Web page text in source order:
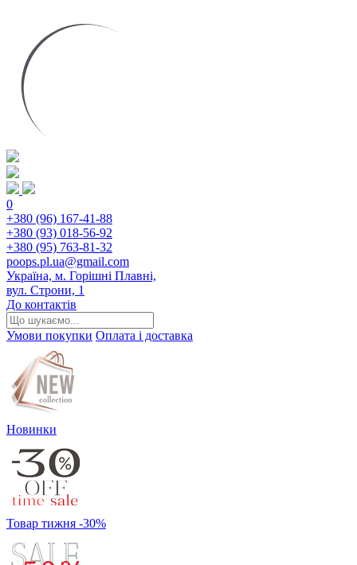
0
+380 (96) 167-41-88
+380 (93) 018-56-92
+380 (95) 763-81-32
poops.pl.ua@gmail.com
Україна, м. Горішні Плавні,
вул. Строни, 1
До контактів
Умови покупки Оплата і доставка
Новинки
Товар тижня -30%